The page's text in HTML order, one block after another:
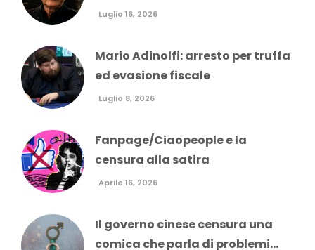
Luglio 16, 2026
Mario Adinolfi: arresto per truffa
ed evasione fiscale
Luglio 8, 2026
Fanpage/Ciaopeople e la
censura alla satira
Aprile 16, 2026
Il governo cinese censura una
comica che parla di problemi...